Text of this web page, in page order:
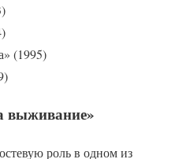
(1995)
выживание»
роль в одном из